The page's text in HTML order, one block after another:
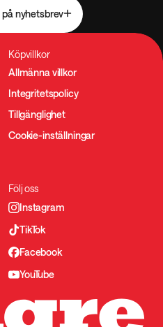
nyhetsbrev
Köpvillkor
Allmänna villkor
Integritetspolicy
Tillgänglighet
Cookie-inställningar
Följ oss
Instagram
TikTok
Facebook
YouTube